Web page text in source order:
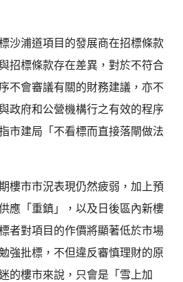
沙浦道項目的發展商在招標條款
招標條款存在差異，對於不符合
不會審議有關的財務建議，亦不
政府和公營機構行之有效的程序
市建局「不看標而直接落閘做法
樓市市況表現仍然疲弱，加上預
應「重鎮」，以及日後區內新樓
者對項目的作價將顯著低於市場
強批標，不但違反審慎理財的原
的樓市來說，只會是「雪上加